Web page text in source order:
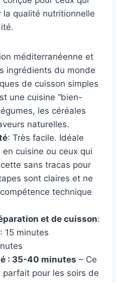
la qualité nutritionnelle
méditerranéenne et
ingrédients du monde
de cuisson simples
une cuisine “bien-
les céréales
naturelles.
: Très facile. Idéale
cuisine ou ceux qui
sans tracas pour
sont claires et ne
technique
et de cuisson:
15 minutes
: 35-40 minutes – Ce
pour les soirs de